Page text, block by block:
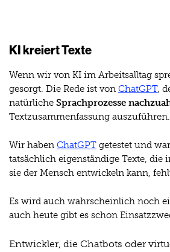
KI kreiert Texte
Wenn wir von KI im Arbeitsalltag
gesorgt. Die Rede ist von ChatGPT,
natürliche Sprachprozesse
Textzusammenfassung auszuführen.
Wir haben ChatGPT getestet und
tatsächlich eigenständige Texte,
sie der Mensch entwickeln kann,
Es wird auch wahrscheinlich noch
auch heute gibt es schon
Entwickler, die Chatbots oder